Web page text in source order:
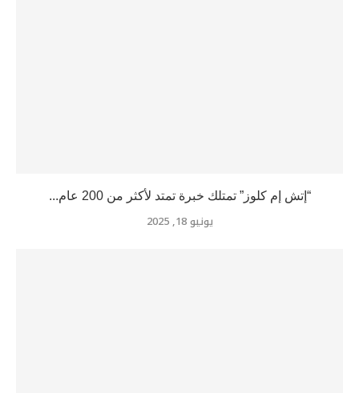
“إتش إم كلوز” تمتلك خبرة تمتد لأكثر من 200 عام...
يونيو 18, 2025